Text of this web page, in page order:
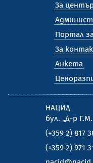
За
Портал
За
Анкета
НАЦИД
бул. „Д-р
(+359 2) 817
(+359 2) 971